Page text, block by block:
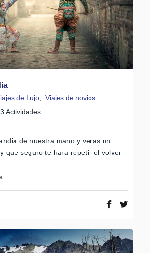
de Lujo
Viajes de novios
3 Actividades
de nuestra mano y veras un
que seguro te hara repetir el volver